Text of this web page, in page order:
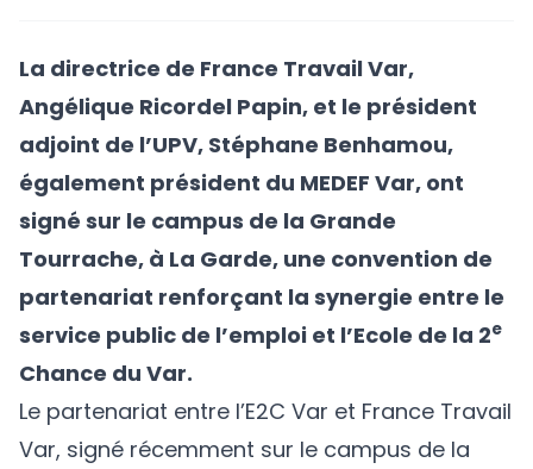
La directrice de France Travail Var,
Angélique Ricordel Papin, et le président
adjoint de l’UPV, Stéphane Benhamou,
également président du MEDEF Var, ont
signé sur le campus de la Grande
Tourrache, à La Garde, une convention de
partenariat renforçant la synergie entre le
service public de l’emploi et l’Ecole de la 2e
Chance du Var.
Le partenariat entre l’E2C Var et France Travail
Var, signé récemment sur le campus de la